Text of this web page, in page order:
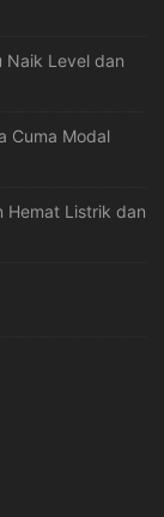
Naik Level dan
Cuma Modal
Hemat Listrik dan